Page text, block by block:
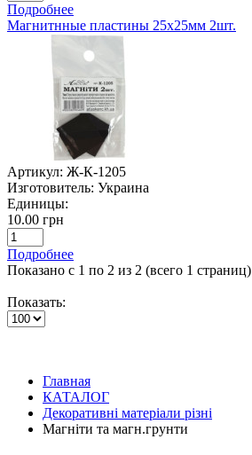
Подробнее
Магнитнные пластины 25х25мм 2шт.
Артикул: Ж-К-1205
Изготовитель: Украина
Единицы:
10.00 грн
Подробнее
Показано с 1 по 2 из 2 (всего 1 страниц)
Показать:
Главная
КАТАЛОГ
Декоративні матеріали різні
Магніти та магн.грунти